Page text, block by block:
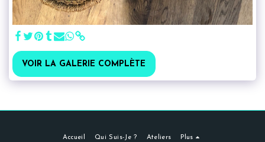
VOIR LA GALERIE COMPLÈTE
Accueil Qui Suis-Je ? Ateliers Plus